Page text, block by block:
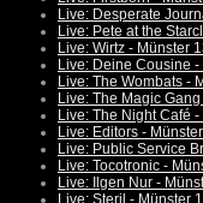
Live: Desperate
Live: Pete at the
Live: Wirtz - Münster
Live: Deine Cousine
Live: The Wombats -
Live: The Magic
Live: The Night Café
Live: Editors -
Live: Public Service
Live: Tocotronic -
Live: Ilgen Nur -